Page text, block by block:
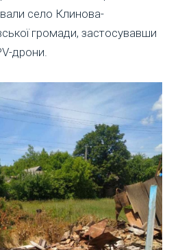
село Клинова-
громади, застосувавши
дрони.